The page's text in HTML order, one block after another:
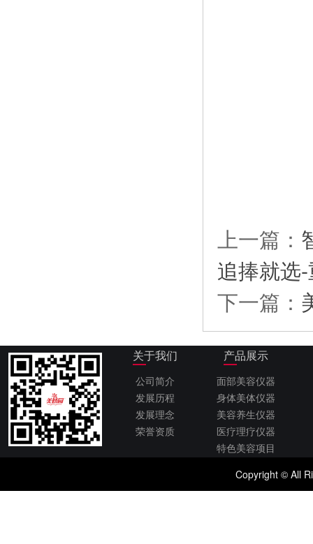
上一篇：
追捧就选
下一篇：
关于我们
公司简介
发展历程
发展理念
荣誉资质
产品展示
面部美容仪器
身体美体仪器
美容养生仪器
医疗理疗仪器
特色美容项目
Copyright © All